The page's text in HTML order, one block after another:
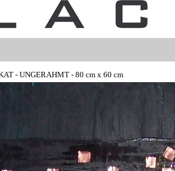
- UNGERAHMT - 80 cm x 60 cm